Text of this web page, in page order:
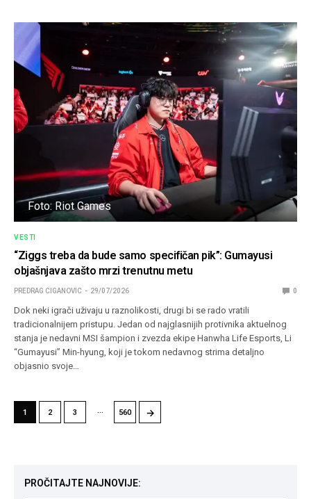
Foto: Riot Games
VESTI
“Ziggs treba da bude samo specifičan pik”: Gumayusi
objašnjava zašto mrzi trenutnu metu
PREDRAG CIGANOVIC 29/07/2026 0
Dok neki igrači uživaju u raznolikosti, drugi bi se rado vratili
tradicionalnijem pristupu. Jedan od najglasnijih protivnika aktuelnog
stanja je nedavni MSI šampion i zvezda ekipe Hanwha Life Esports, Li
“Gumayusi” Min-hyung, koji je tokom nedavnog strima detaljno
objasnio svoje…
1 2 3 560 →
PROČITAJTE NAJNOVIJE: